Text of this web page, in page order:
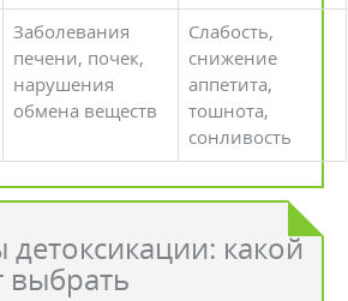
Заболевания
печени, почек,
нарушения
обмена веществ
Слабость,
снижение
аппетита,
тошнота,
сонливость
какой